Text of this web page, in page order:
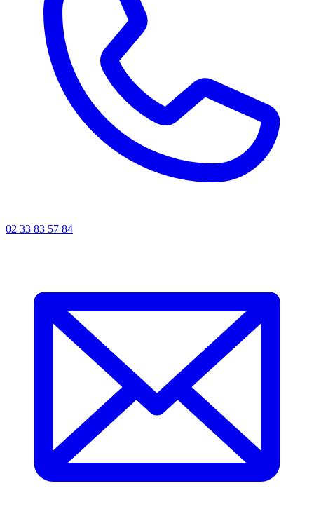
02 33 83 57 84